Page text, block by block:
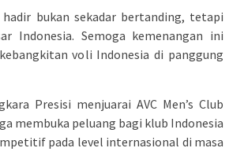
hadir bukan sekadar bertanding, tetapi
Indonesia. Semoga kemenangan ini
voli Indonesia di panggung
Presisi menjuarai AVC Men’s Club
membuka peluang bagi klub Indonesia
pada level internasional di masa